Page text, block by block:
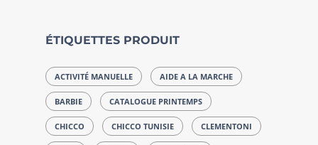
ÉTIQUETTES PRODUIT
ACTIVITÉ MANUELLE AIDE A LA MARCHE
BARBIE CATALOGUE PRINTEMPS
CHICCO CHICCO TUNISIE CLEMENTONI